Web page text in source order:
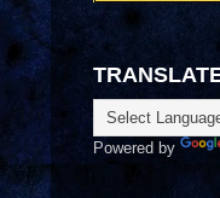
Powered by